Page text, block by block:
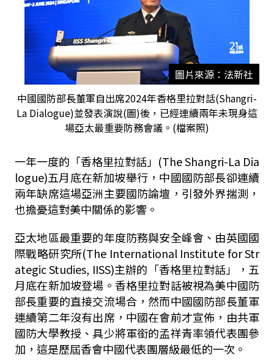
圖片來源：法新社
中國國防部長董軍自出席2024年香格里拉對話(Shangri-
La Dialogue)並發表演說(圖)後，已經連續兩年未現身這
場亞太最重要防務會議。(檔案照)
一年一度的「香格里拉對話」(The Shangri-La Dia
logue)五月底在新加坡舉行，中國國防部長卻連續
兩年缺席這場亞洲主要國防論壇，引發外界揣測，
也擔憂這對美中關係的影響。
亞太地區最重要的年度防務與安全峰會、由英國國
際戰略研究所(The International Institute for Str
ategic Studies, IISS)主辦的「香格里拉對話」，五
月底在新加坡登場。香格里拉對話被視為美中國防
部長重要的直接交流場合，然而中國國防部長董軍
連續第二年沒有出席，中國在會前才宣佈，由共軍
國防大學教授、具少將軍銜的孟祥青率領代表團參
加，這是歷屆香會中國代表團層級最低的一次。